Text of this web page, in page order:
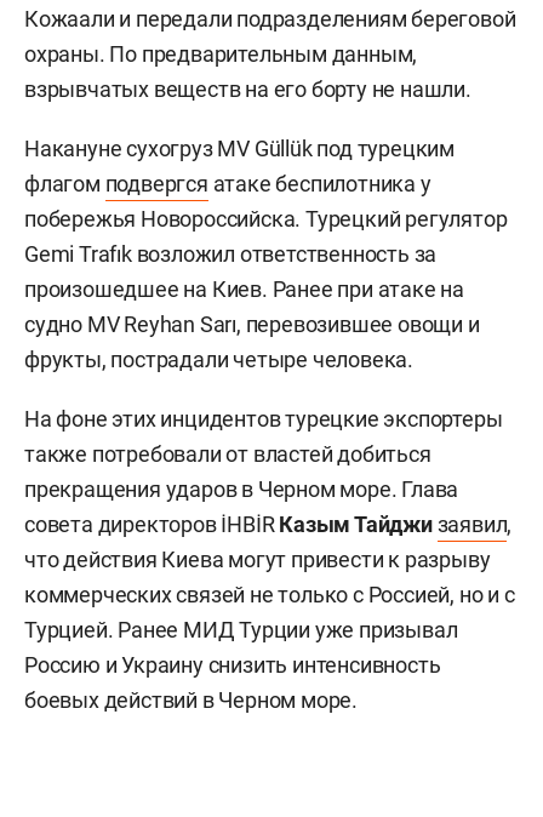
Кожаали и передали подразделениям береговой
охраны. По предварительным данным,
взрывчатых веществ на его борту не нашли.
Накануне сухогруз MV Güllük под турецким
флагом подвергся атаке беспилотника у
побережья Новороссийска. Турецкий регулятор
Gemi Trafık возложил ответственность за
произошедшее на Киев. Ранее при атаке на
судно MV Reyhan Sarı, перевозившее овощи и
фрукты, пострадали четыре человека.
На фоне этих инцидентов турецкие экспортеры
также потребовали от властей добиться
прекращения ударов в Черном море. Глава
совета директоров İHBİRКазым Тайджизаявил,
что действия Киева могут привести к разрыву
коммерческих связей не только с Россией, но и с
Турцией. Ранее МИД Турции уже призывал
Россию и Украину снизить интенсивность
боевых действий в Черном море.